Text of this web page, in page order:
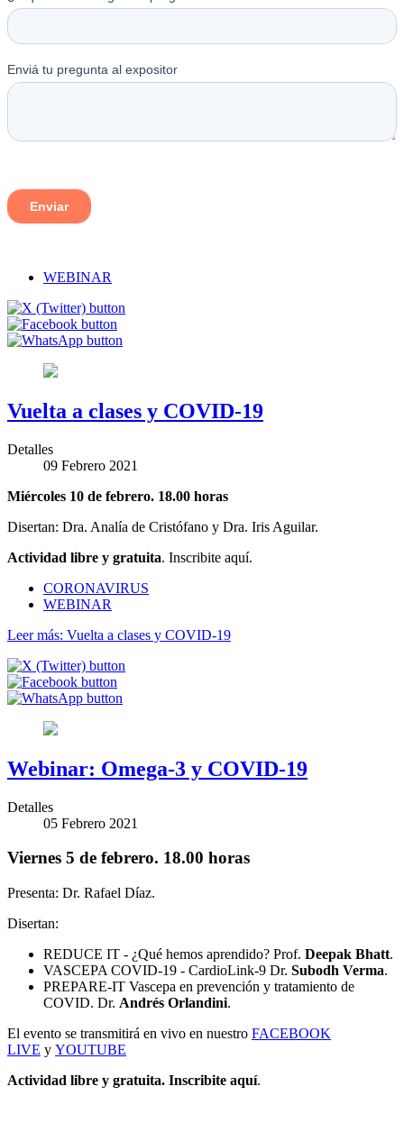
WEBINAR
Vuelta a clases y COVID-19
Detalles
09 Febrero 2021
Miércoles 10 de febrero. 18.00 horas
Disertan: Dra. Analía de Cristófano y Dra. Iris Aguilar.
Actividad libre y gratuita. Inscribite aquí.
CORONAVIRUS
WEBINAR
Leer más: Vuelta a clases y COVID-19
Webinar: Omega-3 y COVID-19
Detalles
05 Febrero 2021
Viernes 5 de febrero. 18.00 horas
Presenta: Dr. Rafael Díaz.
Disertan:
REDUCE IT - ¿Qué hemos aprendido? Prof. Deepak Bhatt.
VASCEPA COVID-19 - CardioLink-9 Dr. Subodh Verma.
PREPARE-IT Vascepa en prevención y tratamiento de
COVID. Dr. Andrés Orlandini.
El evento se transmitirá en vivo en nuestro FACEBOOK
LIVE y YOUTUBE
Actividad libre y gratuita. Inscribite aquí.